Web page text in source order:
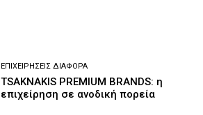
ΕΠΙΧΕΙΡΉΣΕΙΣ ΔΙΆΦΟΡΑ
TSAKNAKIS PREMIUM BRANDS: η
επιχείρηση σε ανοδική πορεία